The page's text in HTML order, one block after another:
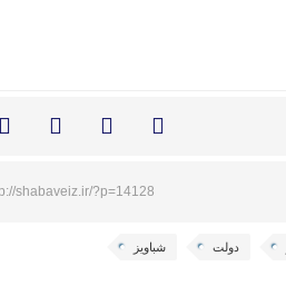
shabaveiz.ir/?p=14128
دولت شباویز